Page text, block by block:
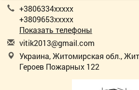
+3806334xxxxx
+3809653xxxxx
Показать телефоны
vitik2013@gmail.com
Украина, Житомирская обл.,
Героев Пожарных 122